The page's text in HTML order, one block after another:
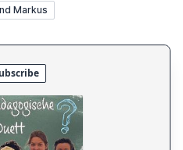
Markus